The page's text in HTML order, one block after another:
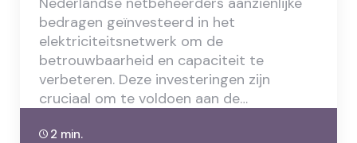
bedragen geïnvesteerd in het
elektriciteitsnetwerk om de
betrouwbaarheid en capaciteit te
verbeteren. Deze investeringen zijn
cruciaal om te voldoen aan de…
2 min.